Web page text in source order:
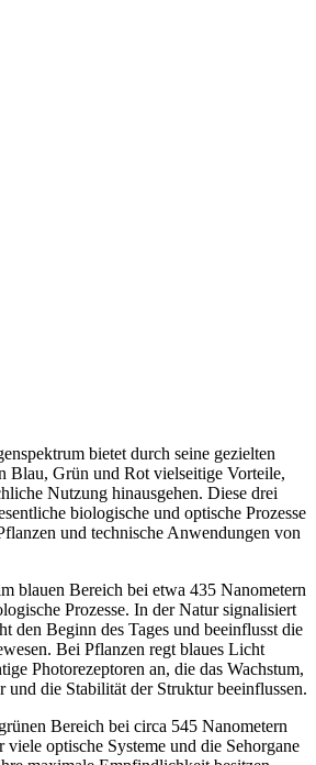
bietet durch seine gezielten
Blau, Grün und Rot vielseitige Vorteile,
Nutzung hinausgehen. Diese drei
biologische und optische Prozesse
und technische Anwendungen von
blauen Bereich bei etwa 435 Nanometern
Prozesse. In der Natur signalisiert
den Beginn des Tages und beeinflusst die
Bei Pflanzen regt blaues Licht
Photorezeptoren an, die das Wachstum,
und die Stabilität der Struktur beeinflussen.
Bereich bei circa 545 Nanometern
optische Systeme und die Sehorgane